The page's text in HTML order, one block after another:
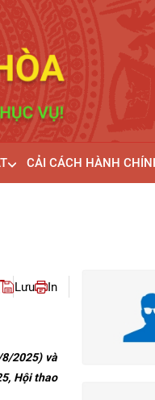
CẢI CÁCH HÀNH
Lưu In
2025) và
Hội thao